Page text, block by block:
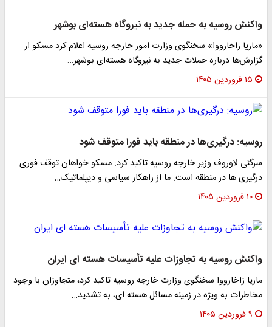
واکنش روسیه به حمله جدید به نیروگاه هسته‌ای بوشهر
«ماریا زاخارووا» سخنگوی وزارت امور خارجه روسیه اعلام کرد مسکو از
گزارش‌ها درباره حملات جدید به نیروگاه هسته‌ای بوشهر…
۱۵ فروردین ۱۴۰۵
روسیه: درگیری‌ها در منطقه باید فورا متوقف شود
سرگئی لاوروف وزیر خارجه روسیه تاکید کرد: مسکو خواهان توقف فوری
درگیری ها در منطقه است. ما از راهکار سیاسی و دیپلماتیک…
۱۰ فروردین ۱۴۰۵
واکنش روسیه به تجاوزات علیه تأسیسات هسته ای ایران
ماریا زاخارووا سخنگوی وزارت خارجه روسیه تاکید کرد، متجاوزان با وجود
مخاطرات به ویژه در زمینه مسائل هسته ای، به تشدید…
۹ فروردین ۱۴۰۵